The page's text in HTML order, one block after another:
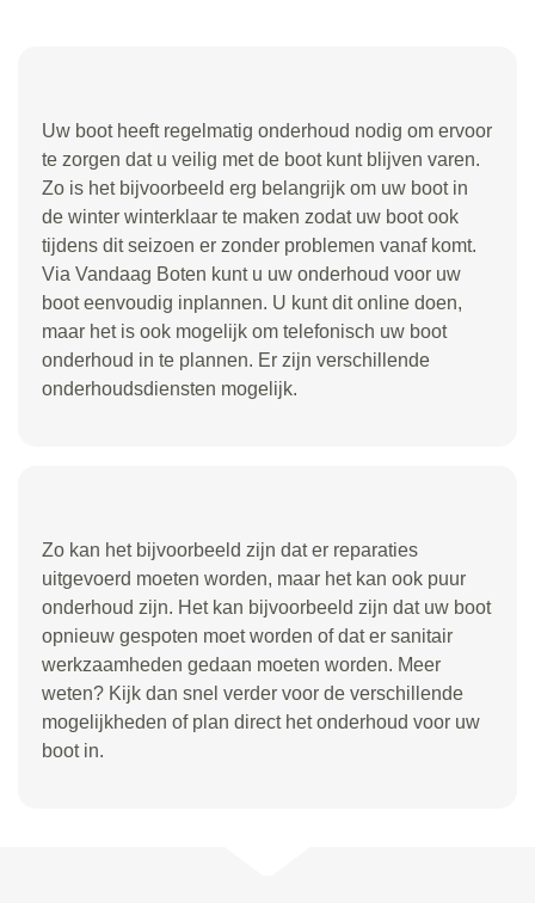
Uw boot heeft regelmatig onderhoud nodig om ervoor
te zorgen dat u veilig met de boot kunt blijven varen.
Zo is het bijvoorbeeld erg belangrijk om uw boot in
de winter winterklaar te maken zodat uw boot ook
tijdens dit seizoen er zonder problemen vanaf komt.
Via Vandaag Boten kunt u uw onderhoud voor uw
boot eenvoudig inplannen. U kunt dit online doen,
maar het is ook mogelijk om telefonisch uw boot
onderhoud in te plannen. Er zijn verschillende
onderhoudsdiensten mogelijk.
Zo kan het bijvoorbeeld zijn dat er reparaties
uitgevoerd moeten worden, maar het kan ook puur
onderhoud zijn. Het kan bijvoorbeeld zijn dat uw boot
opnieuw gespoten moet worden of dat er sanitair
werkzaamheden gedaan moeten worden. Meer
weten? Kijk dan snel verder voor de verschillende
mogelijkheden of plan direct het onderhoud voor uw
boot in.